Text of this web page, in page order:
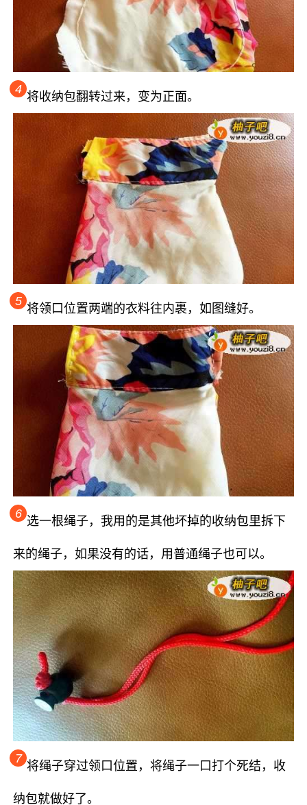
4
将收纳包翻转过来，变为正面。
5
将领口位置两端的衣料往内裹，如图缝好。
6
选一根绳子，我用的是其他坏掉的收纳包里拆下
来的绳子，如果没有的话，用普通绳子也可以。
7
将绳子穿过领口位置，将绳子一口打个死结，收
纳包就做好了。